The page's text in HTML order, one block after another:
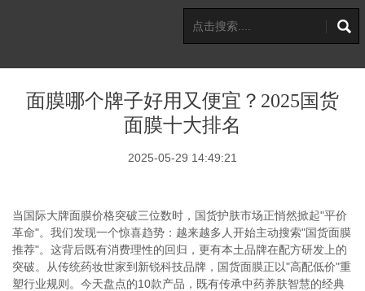
面膜哪个牌子好用又便宜？2025国货
面膜十大排名
2025-05-29 14:49:21
当国际大牌面膜价格突破三位数时，国货护肤市场正悄然掀起"平价
革命"。我们发现一个惊喜趋势：越来越多人开始主动搜索"国货面膜
推荐"。这背后既有消费理性的回归，更有本土品牌在配方研发上的
突破。从传统药妆世家到新锐科技品牌，国货面膜正以"高配低价"重
塑行业规则。今天盘点的10款产品，既有传承中药养肤智慧的经典